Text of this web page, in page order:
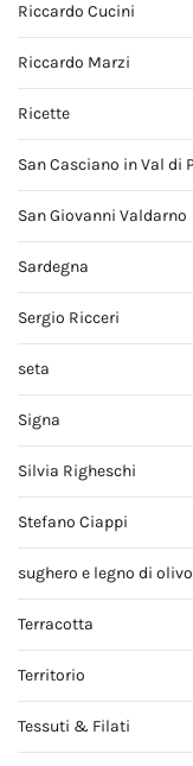
Riccardo Cucini
Riccardo Marzi
Ricette
San Casciano in Val di
San Giovanni Valdarno
Sardegna
Sergio Ricceri
seta
Signa
Silvia Righeschi
Stefano Ciappi
sughero e legno di olivo
Terracotta
Territorio
Tessuti & Filati